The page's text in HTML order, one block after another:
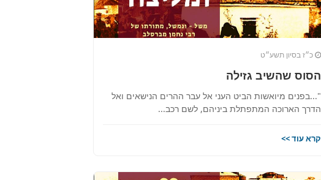
כ״ז בסיון תשע״ט
הסוס שהשיב גזילה
"...בפנים מיואשות הביט העני אל עבר ההרים הנישאים ואל
הדרך הארוכה המתפתלת ביניהם, לשם רכב...
קרא עוד >>